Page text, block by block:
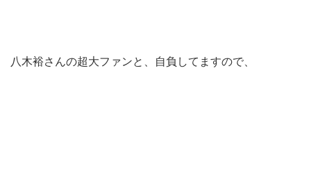
八木裕さんの超大ファンと、自負してますので、